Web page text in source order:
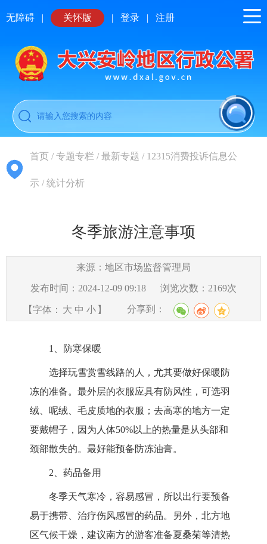
无障碍 | 关怀版 | 登录 | 注册
首页 /专题专栏 /最新专题 / 12315消费投诉信息公
示 /统计分析
冬季旅游注意事项
来源：地区市场监督管理局
发布时间：2024-12-09 09:18 浏览次数： 2169次
【字体： 大 中 小 】 分享到：
1、防寒保暖
选择玩雪赏雪线路的人，尤其要做好保暖防
冻的准备。最外层的衣服应具有防风性，可选羽
绒、呢绒、毛皮质地的衣服；去高寒的地方一定
要戴帽子，因为人体50%以上的热量是从头部和
颈部散失的。最好能预备防冻油膏。
2、药品备用
冬季天气寒冷，容易感冒，所以出行要预备
易于携带、治疗伤风感冒的药品。另外，北方地
区气候干燥，建议南方的游客准备夏桑菊等清热